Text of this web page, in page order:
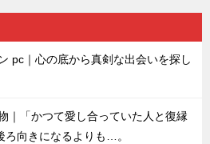
pc｜心の底から真剣な出会いを探し
｜「かつて愛し合っていた人と復縁
ろ向きになるよりも…。